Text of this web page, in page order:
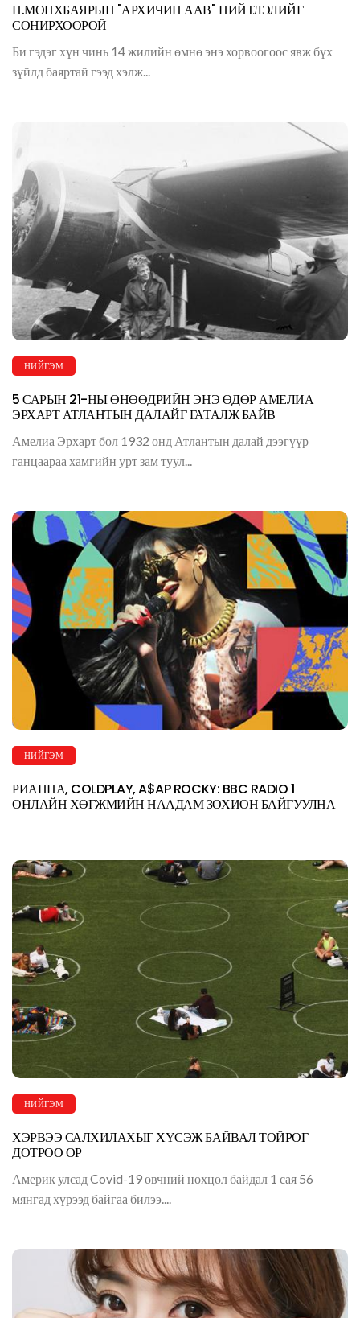
П.МӨНХБАЯРЫН "АРХИЧИН ААВ" НИЙТЛЭЛИЙГ
СОНИРХООРОЙ
Би гэдэг хүн чинь 14 жилийн өмнө энэ хорвоогоос явж бүх
зүйлд баяртай гээд хэлж...
НИЙГЭМ
5 САРЫН 21-НЫ ӨНӨӨДРИЙН ЭНЭ ӨДӨР АМЕЛИА
ЭРХАРТ АТЛАНТЫН ДАЛАЙГ ГАТАЛЖ БАЙВ
Амелиа Эрхарт бол 1932 онд Атлантын далай дээгүүр
ганцаараа хамгийн урт зам туул...
НИЙГЭМ
РИАННА, COLDPLAY, A$AP ROCKY: BBC RADIO 1
ОНЛАЙН ХӨГЖМИЙН НААДАМ ЗОХИОН БАЙГУУЛНА
НИЙГЭМ
ХЭРВЭЭ САЛХИЛАХЫГ ХҮСЭЖ БАЙВАЛ ТОЙРОГ
ДОТРОО ОР
Америк улсад Covid-19 өвчний нөхцөл байдал 1 сая 56
мянгад хүрээд байгаа билээ....